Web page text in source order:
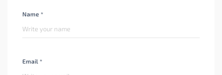
Name *
Email *